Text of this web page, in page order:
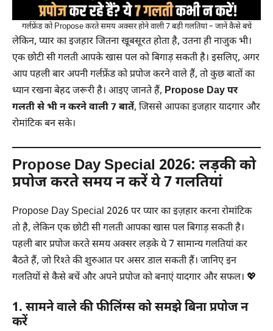
गर्लफ्रेंड को Propose करते समय अक्सर होने वाली 7 बड़ी गलतियां – जानें कैसे बचें
लेकिन, प्यार का इजहार जितना खूबसूरत होता है, उतना ही नाजुक भी।
एक छोटी सी गलती आपके खास पल को बिगाड़ सकती है। इसलिए, अगर
आप पहली बार अपनी गर्लफ्रेंड को प्रपोज करने वाले हैं, तो कुछ बातों का
ध्यान रखना बेहद जरूरी है। आइए जानते हैं, Propose Day पर
गलती से भी न करने वाली 7 बातें, जिससे आपका इजहार यादगार और
रोमांटिक बन सके।
Propose Day Special 2026: लड़की को
प्रपोज करते समय न करें ये 7 गलतियां
Propose Day Special 2026 पर प्यार का इज़हार करना रोमांटिक
तो है, लेकिन एक छोटी सी गलती आपका खास पल बिगाड़ सकती है।
पहली बार प्रपोज करते समय अक्सर लड़के ये 7 सामान्य गलतियां कर
बैठते हैं, जो रिश्ते की शुरुआत पर असर डाल सकती हैं। जानिए इन
गलतियों से कैसे बचें और अपने प्रपोज को बनाएं यादगार और सफल। 💖
1. सामने वाले की फीलिंग्स को समझे बिना प्रपोज न
करें